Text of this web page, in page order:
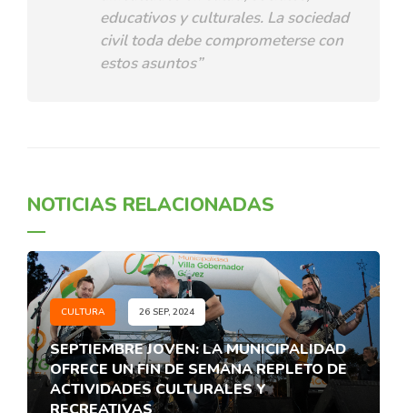
educativos y culturales. La sociedad
civil toda debe comprometerse con
estos asuntos”
NOTICIAS RELACIONADAS
CULTURA 26 SEP, 2024
SEPTIEMBRE JOVEN: LA MUNICIPALIDAD
OFRECE UN FIN DE SEMANA REPLETO DE
ACTIVIDADES CULTURALES Y